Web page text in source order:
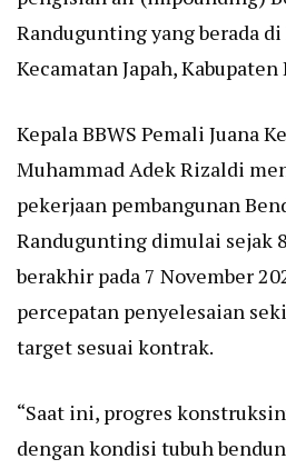
Randugunting yang berada
Kecamatan Japah, Kabupaten
Kepala BBWS Pemali Juana
Muhammad Adek Rizaldi
pekerjaan pembangunan
Randugunting dimulai sejak
berakhir pada 7 November
percepatan penyelesaian
target sesuai kontrak.
“Saat ini, progres
dengan kondisi tubuh